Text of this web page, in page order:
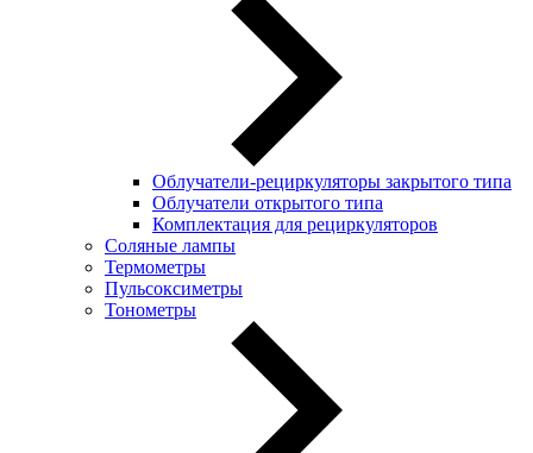
Облучатели-рециркуляторы закрытого типа
Облучатели открытого типа
Комплектация для рециркуляторов
Соляные лампы
Термометры
Пульсоксиметры
Тонометры